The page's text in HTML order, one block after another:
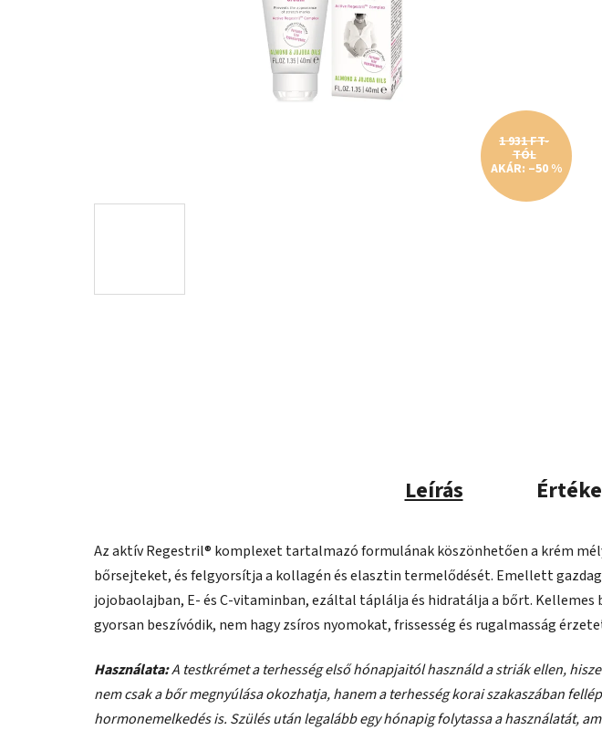
1 931 FT-
TÓL
AKÁR: –50 %
Leírás
Az aktív Regestril® komplexet tartalmazó formulának köszönhetően a krém
bőrsejteket, és felgyorsítja a kollagén és elasztin termelődését. Emellett
jojobaolajban, E- és C-vitaminban, ezáltal táplálja és hidratálja a bőrt. Kellemes
gyorsan beszívódik, nem hagy zsíros nyomokat, frissesség és rugalmasság
Használata:A testkrémet a terhesség első hónapjaitól használd a striák ellen,
nem csak a bőr megnyúlása okozhatja, hanem a terhesség korai szakaszában
hormonemelkedés is. Szülés után legalább egy hónapig folytassa a használatát,